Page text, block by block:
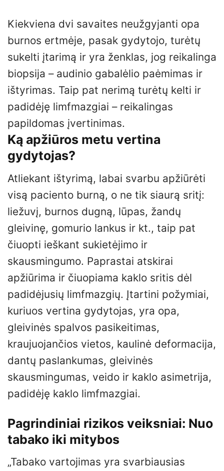
Kiekviena dvi savaites neužgyjanti opa
burnos ertmėje, pasak gydytojo, turėtų
sukelti įtarimą ir yra ženklas, jog reikalinga
biopsija – audinio gabalėlio paėmimas ir
ištyrimas. Taip pat nerimą turėtų kelti ir
padidėję limfmazgiai – reikalingas
papildomas įvertinimas.
Ką apžiūros metu vertina
gydytojas?
Atliekant ištyrimą, labai svarbu apžiūrėti
visą paciento burną, o ne tik siaurą sritį:
liežuvį, burnos dugną, lūpas, žandų
gleivinę, gomurio lankus ir kt., taip pat
čiuopti ieškant sukietėjimo ir
skausmingumo. Paprastai atskirai
apžiūrima ir čiuopiama kaklo sritis dėl
padidėjusių limfmazgių. Įtartini požymiai,
kuriuos vertina gydytojas, yra opa,
gleivinės spalvos pasikeitimas,
kraujuojančios vietos, kaulinė deformacija,
dantų paslankumas, gleivinės
skausmingumas, veido ir kaklo asimetrija,
padidėję kaklo limfmazgiai.
Pagrindiniai rizikos veiksniai: Nuo
tabako iki mitybos
„Tabako vartojimas yra svarbiausias